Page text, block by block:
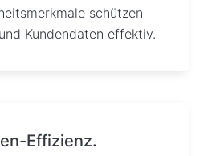
schützen
Kundendaten effektiv.
Effizienz.